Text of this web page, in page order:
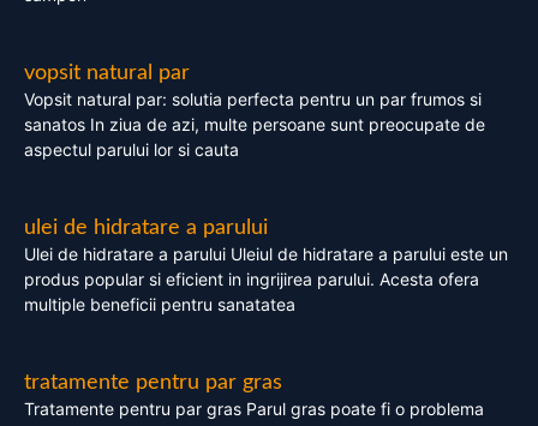
vopsit natural par
Vopsit natural par: solutia perfecta pentru un par frumos si
sanatos In ziua de azi, multe persoane sunt preocupate de
aspectul parului lor si cauta
ulei de hidratare a parului
Ulei de hidratare a parului Uleiul de hidratare a parului este un
produs popular si eficient in ingrijirea parului. Acesta ofera
multiple beneficii pentru sanatatea
tratamente pentru par gras
Tratamente pentru par gras Parul gras poate fi o problema